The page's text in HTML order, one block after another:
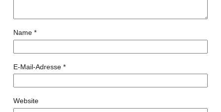
Name *
E-Mail-Adresse *
Website